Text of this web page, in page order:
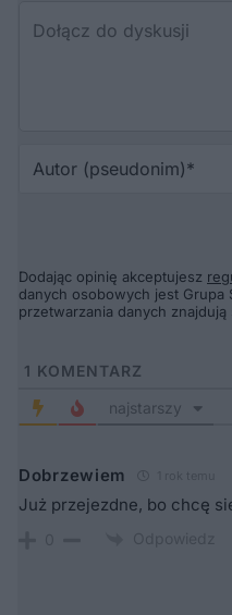
Dodając opinię akceptujesz
danych osobowych jest Grupa
przetwarzania danych znajdują
1 KOMENTARZ
najstarszy
Dobrzewiem
Już przejezdne, bo chcę